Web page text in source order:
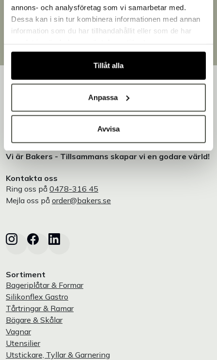
annons- och analysföretag som vi samarbetar med.
Dessa kan i sin tur kombinera informationen med annan
information som du har tillhandahållit eller som de har
Tillåt alla
Anpassa
Avvisa
Brett sortiment
Över 30 000 produkter
Egen produktion
utrustning för bageri, konditori och restaurang – med egen
produktion i Småland.
Vi är Bakers - Tillsammans skapar vi en godare värld!
Kontakta oss
Ring oss på 0478-316 45
Mejla oss på order@bakers.se
Sortiment
Bageriplåtar & Formar
Silikonflex Gastro
Tårtringar & Ramar
Bägare & Skålar
Vagnar
Utensilier
Utstickare, Tyllar & Garnering
Handlar du som företag eller privatperson?
Fortsätt som privatperson